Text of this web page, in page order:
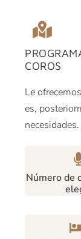
COROS
Le
es,
necesidades.
Número de